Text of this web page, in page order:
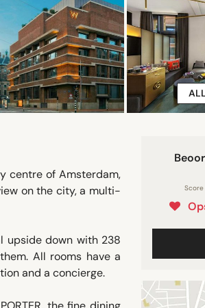
Score
centre of Amsterdam,
on the city, a multi-
upside down with 238
All rooms have a
and a concierge.